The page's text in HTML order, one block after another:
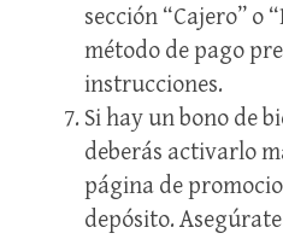
sección “Cajero” o
método de pago
instrucciones.
Si hay un bono de
deberás activarlo
página de
depósito.